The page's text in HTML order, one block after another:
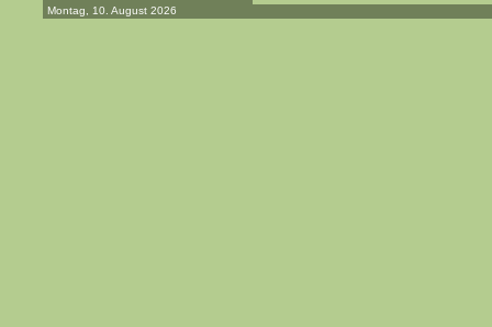
Montag, 10. August 2026